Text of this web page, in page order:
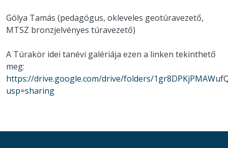
Gólya Tamás (pedagógus, okleveles geotúravezető,
MTSZ bronzjelvényes túravezető)
A Túrakör idei tanévi galériája ezen a linken tekinthető
meg:
https://drive.google.com/drive/folders/
usp=sharing